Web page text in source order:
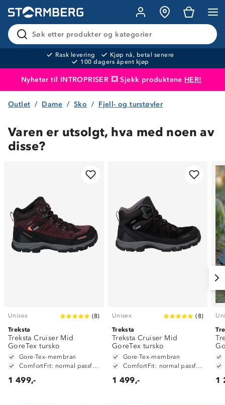
Søk etter produkter og kategorier
Rask levering
Kjøp nå, betal senere
100 dagers åpent kjøp
Nyheter til INTROPRISER 💥 Sjekk produktene HER!
Produktet er lagt i handlekurven Til kassen
Outlet Dame Sko Fjell- og turstøvler
Varen er utsolgt, hva med noen av
disse?
Unisex (8)
Treksta
Treksta Cruiser Mid
GoreTex tursko
Gore-Tex-membran
ComfortFit: normal passform
1 499,-
Unisex (8)
Treksta
Treksta Cruiser Mid
GoreTex tursko
Gore-Tex-membran
ComfortFit: normal passform
1 499,- 1